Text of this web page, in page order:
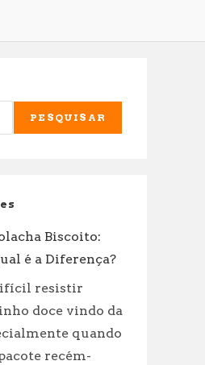
PESQUISAR
Biscoito:
é a Diferença?
resistir
doce vindo da
quando
recém-